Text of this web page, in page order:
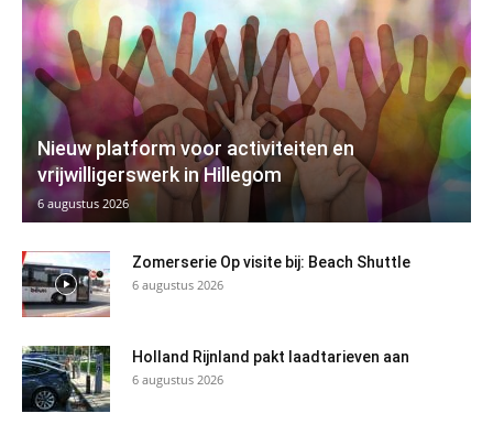
Nieuw platform voor activiteiten en
vrijwilligerswerk in Hillegom
6 augustus 2026
Zomerserie Op visite bij: Beach Shuttle
6 augustus 2026
Holland Rijnland pakt laadtarieven aan
6 augustus 2026